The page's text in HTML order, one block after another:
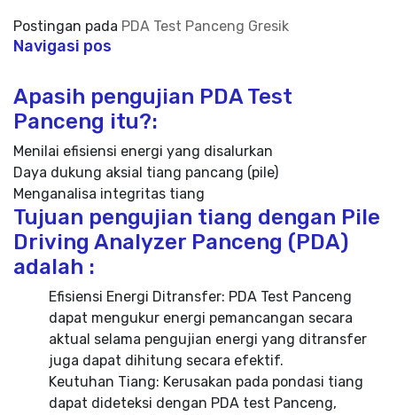
Postingan pada PDA Test Panceng Gresik
Navigasi pos
Apasih pengujian PDA Test
Panceng itu?:
Menilai efisiensi energi yang disalurkan
Daya dukung aksial tiang pancang (pile)
Menganalisa integritas tiang
Tujuan pengujian tiang dengan Pile
Driving Analyzer Panceng (PDA)
adalah :
Efisiensi Energi Ditransfer: PDA Test Panceng
dapat mengukur energi pemancangan secara
aktual selama pengujian energi yang ditransfer
juga dapat dihitung secara efektif.
Keutuhan Tiang: Kerusakan pada pondasi tiang
dapat dideteksi dengan PDA test Panceng,